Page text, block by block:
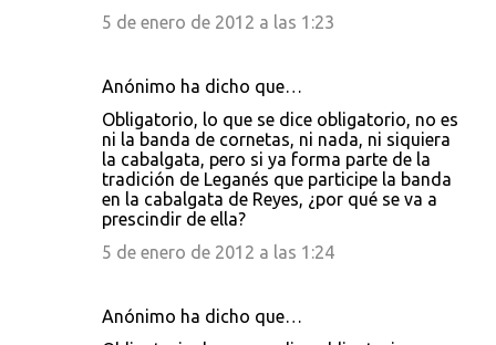
5 de enero de 2012 a las 1:23
Anónimo ha dicho que…
Obligatorio, lo que se dice obligatorio, no es
ni la banda de cornetas, ni nada, ni siquiera
la cabalgata, pero si ya forma parte de la
tradición de Leganés que participe la banda
en la cabalgata de Reyes, ¿por qué se va a
prescindir de ella?
5 de enero de 2012 a las 1:24
Anónimo ha dicho que…